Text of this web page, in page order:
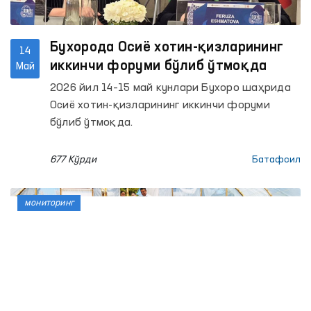
14
Май
Бухорода Осиё хотин-қизларининг
иккинчи форуми бўлиб ўтмоқда
2026 йил 14–15 май кунлари Бухоро шаҳрида
Осиё хотин-қизларининг иккинчи форуми
бўлиб ўтмоқда.
677 Кўрди Батафсил
мониторинг